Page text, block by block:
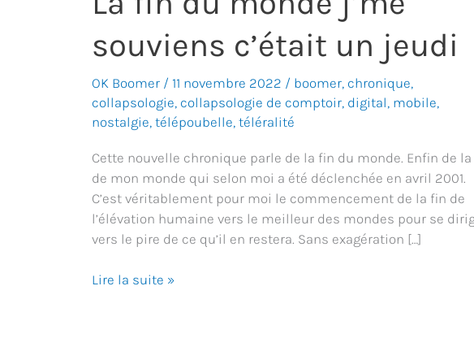
souviens c’était un jeudi
OK Boomer /11 novembre 2022 / boomer, chronique,
collapsologie, collapsologie de comptoir, digital, mobile,
nostalgie,télépoubelle,téléralité
Cette nouvelle chronique parle de la fin du monde. Enfin de
de mon monde qui selon moi a été déclenchée en avril 2001.
C’est véritablement pour moi le commencement de la fin de
l’élévation humaine vers le meilleur des mondes pour se
vers le pire de ce qu’il en restera. Sans exagération […]
La
Lire la suite »